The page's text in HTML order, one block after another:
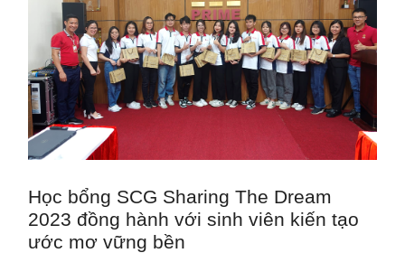
Học bổng SCG Sharing The Dream
2023 đồng hành với sinh viên kiến tạo
ước mơ vững bền